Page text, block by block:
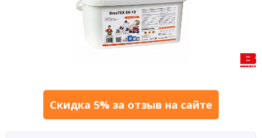
Скидка 5% за отзыв на сайте